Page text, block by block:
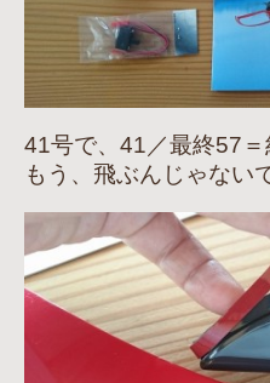
41号で、41／最終57＝
もう、飛ぶんじゃない